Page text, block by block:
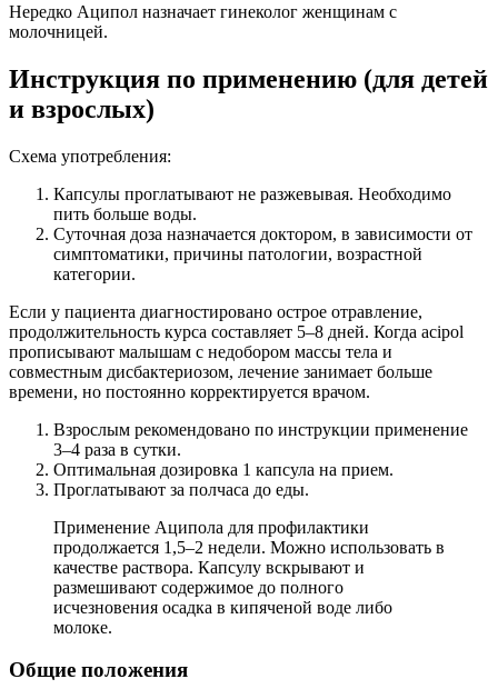
Нередко Аципол назначает гинеколог женщинам с
молочницей.
Инструкция по применению (для детей
и взрослых)
Схема употребления:
Капсулы проглатывают не разжевывая. Необходимо
пить больше воды.
Суточная доза назначается доктором, в зависимости от
симптоматики, причины патологии, возрастной
категории.
Если у пациента диагностировано острое отравление,
продолжительность курса составляет 5–8 дней. Когда acipol
прописывают малышам с недобором массы тела и
совместным дисбактериозом, лечение занимает больше
времени, но постоянно корректируется врачом.
Взрослым рекомендовано по инструкции применение
3–4 раза в сутки.
Оптимальная дозировка 1 капсула на прием.
Проглатывают за полчаса до еды.
Применение Аципола для профилактики
продолжается 1,5–2 недели. Можно использовать в
качестве раствора. Капсулу вскрывают и
размешивают содержимое до полного
исчезновения осадка в кипяченой воде либо
молоке.
Общие положения